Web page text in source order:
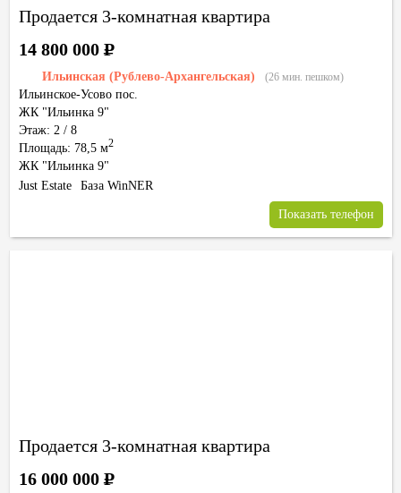
Продается 3-комнатная квартира
Ильинская (Рублево-Архангельская) (26 мин. пешком)
Ильинское-Усово пос.
ЖК "Ильинка 9"
Этаж: 2 / 8
Площадь: 78,5 м2
ЖК "Ильинка 9"
14 800 000Р
Just Estate База WinNER
Показать телефон
Продается 3-комнатная квартира
16 000 000Р